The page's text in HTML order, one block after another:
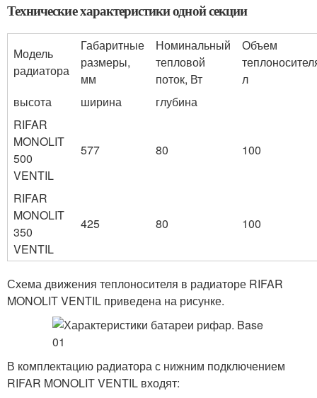
Технические характеристики одной секции
Модель
радиатора
Габаритные
размеры,
мм
Номинальный
тепловой
поток, Вт
Объем
л
высота
ширина
глубина
RIFAR
MONOLIT
500
VENTIL
577 80 100
RIFAR
MONOLIT
350
VENTIL
425 80 100
Схема движения теплоносителя в радиаторе RIFAR
MONOLIT VENTIL приведена на рисунке.
В комплектацию радиатора с нижним подключением
RIFAR MONOLIT VENTIL входят: